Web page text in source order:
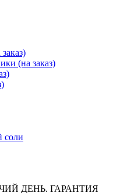
(на заказ)
соли
ДЕНЬ. ГАРАНТИЯ